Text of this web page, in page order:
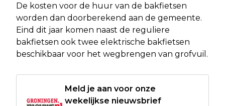
De kosten voor de huur van de bakfietsen
worden dan doorberekend aan de gemeente.
Eind dit jaar komen naast de reguliere
bakfietsen ook twee elektrische bakfietsen
beschikbaar voor het wegbrengen van grofvuil.
Meld je aan voor onze
wekelijkse nieuwsbrief